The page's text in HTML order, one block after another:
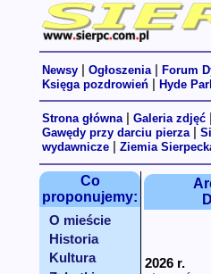
Newsy Ogłoszenia Forum
Księga pozdrowień Hyde
Strona główna| Galeria zdjęć
Gawędy przy darciu pierza|
wydawnicze
Ziemia
Co
proponujemy:
O mieście
Historia
Kultura
2026 r.